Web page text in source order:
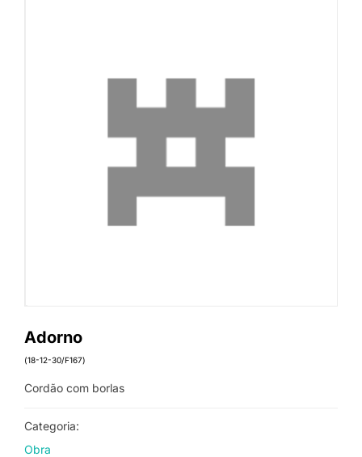
Adorno
(18-12-30/F167)
Cordão com borlas
Categoria:
Obra